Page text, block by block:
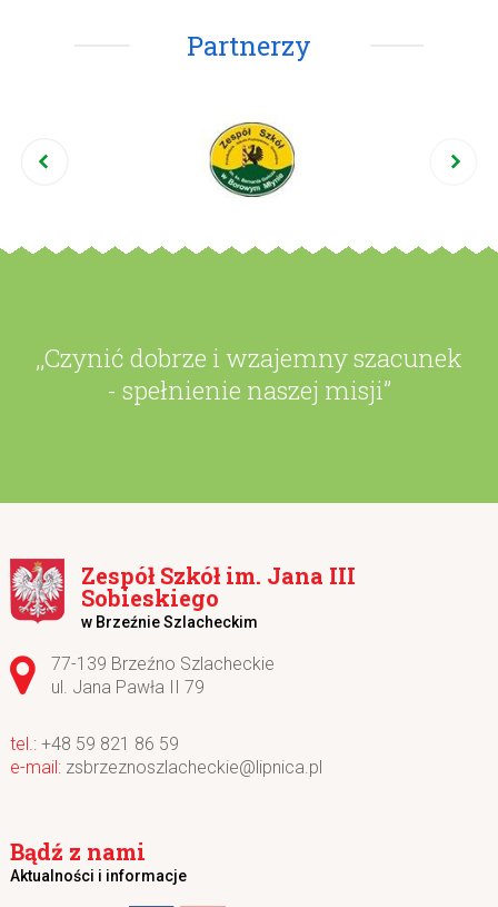
Partnerzy
,,Czynić dobrze i wzajemny szacunek
- spełnienie naszej misji”
Zespół Szkół im. Jana III
Sobieskiego
w Brzeźnie Szlacheckim
Adres pocztowy:
77-139 Brzeźno Szlacheckie
ul. Jana Pawła II 79
+48 59 821 86 59
zsbrzeznoszlacheckie@lipnica.pl
Bądź z nami
Aktualności i informacje